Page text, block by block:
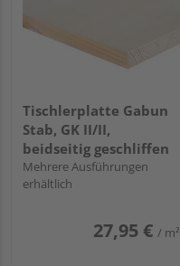
Tischlerplatte Gabun
Stab, GK II/II,
beidseitig geschliffen
Mehrere Ausführungen
erhältlich
27,95 € / m²